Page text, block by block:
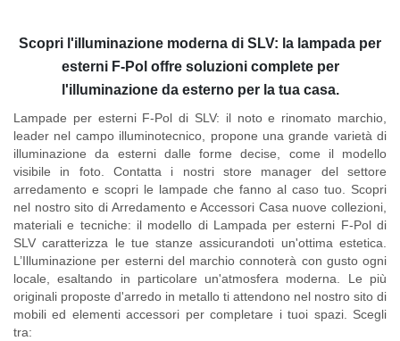
Scopri l'illuminazione moderna di SLV: la lampada per
esterni F-Pol offre soluzioni complete per
l'illuminazione da esterno per la tua casa.
Lampade per esterni F-Pol di SLV: il noto e rinomato marchio,
leader nel campo illuminotecnico, propone una grande varietà di
illuminazione da esterni dalle forme decise, come il modello
visibile in foto. Contatta i nostri store manager del settore
arredamento e scopri le lampade che fanno al caso tuo. Scopri
nel nostro sito diArredamento e Accessori Casanuove collezioni,
materiali e tecniche: il modello di Lampada per esterni F-Pol di
SLV caratterizza le tue stanze assicurandoti un'ottima estetica.
L’Illuminazione per esterni del marchio connoterà con gusto ogni
locale, esaltando in particolare un'atmosfera moderna. Le più
originali proposte d'arredo in metallo ti attendono nel nostro sito di
mobili ed elementi accessori per completare i tuoi spazi. Scegli
tra: